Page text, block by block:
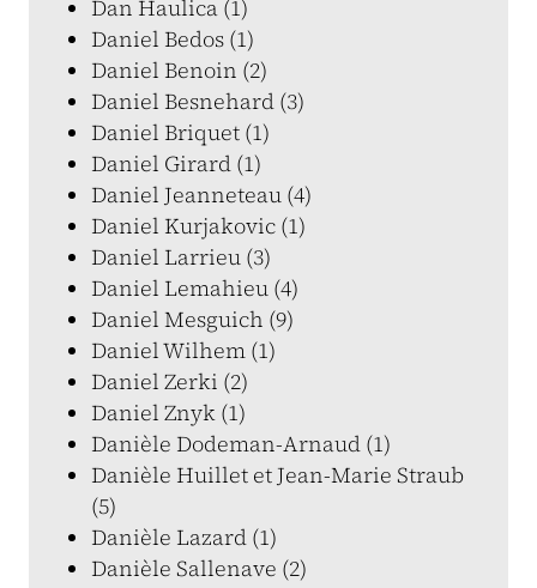
Dan Haulica (1)
Daniel Bedos (1)
Daniel Benoin (2)
Daniel Besnehard (3)
Daniel Briquet (1)
Daniel Girard (1)
Daniel Jeanneteau (4)
Daniel Kurjakovic (1)
Daniel Larrieu (3)
Daniel Lemahieu (4)
Daniel Mesguich (9)
Daniel Wilhem (1)
Daniel Zerki (2)
Daniel Znyk (1)
Danièle Dodeman-Arnaud (1)
Danièle Huillet et Jean-Marie Straub
(5)
Danièle Lazard (1)
Danièle Sallenave (2)